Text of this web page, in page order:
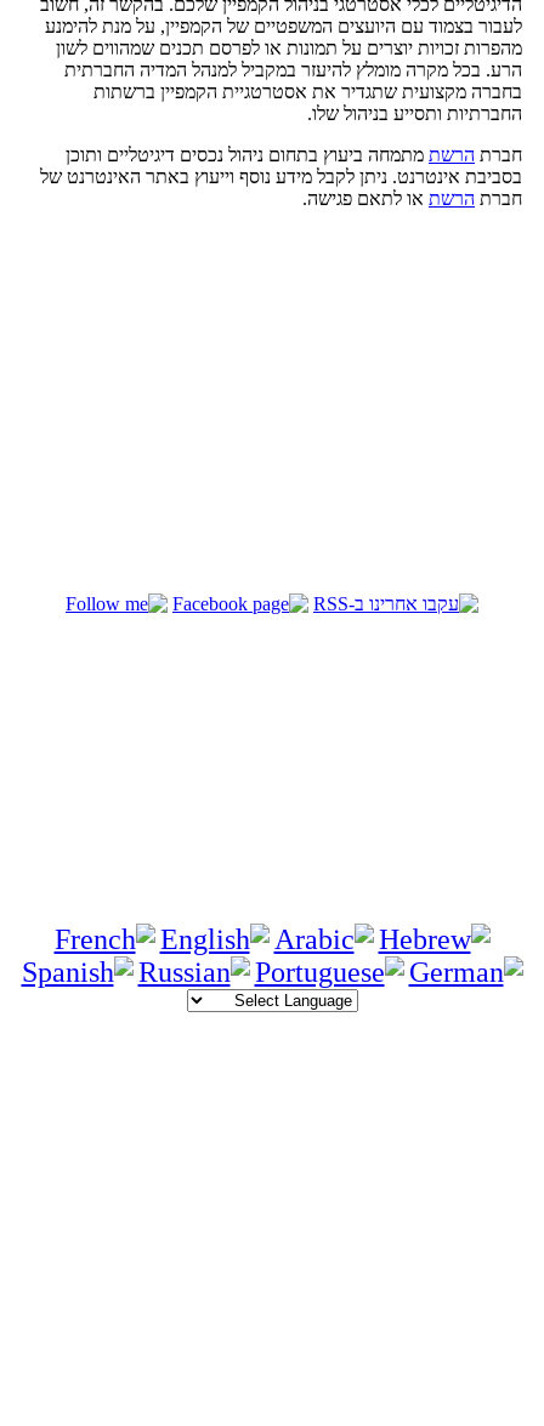
הדיגיטליים לכלי אסטרטגי בניהול הקמפיין שלכם. בהקשר זה, חשוב
לעבור בצמוד עם היועצים המשפטיים של הקמפיין, על מנת להימנע
מהפרות זכויות יוצרים על תמונות או לפרסם תכנים שמהווים לשון
הרע. בכל מקרה מומלץ להיעזר במקביל למנהל המדיה החברתית
בחברה מקצועית שתגדיר את אסטרטגיית הקמפיין ברשתות
החברתיות ותסייע בניהול שלו.
חברת הרשת מתמחה ביעוץ בתחום ניהול נכסים דיגיטליים ותוכן
בסביבת אינטרנט. ניתן לקבל מידע נוסף וייעוץ באתר האינטרנט של
חברת הרשת או לתאם פגישה.